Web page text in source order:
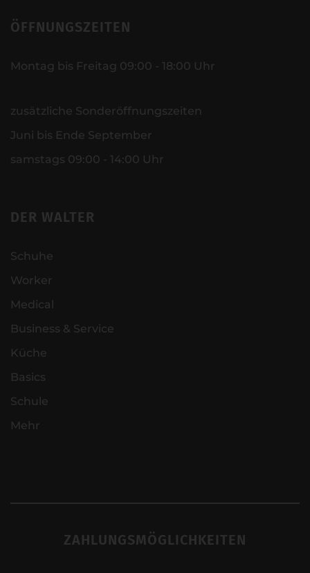
ÖFFNUNGSZEITEN
Montag bis Freitag 09:00 - 18:00 Uhr
zusätzliche Sonderöffnungszeiten
Juni bis Ende September
samstags 09:00 - 14:00 Uhr
DER WALTER
Schuhe
Worker
Medical
Business & Service
Küche
Basics
Schule
Mehr
ZAHLUNGSMÖGLICHKEITEN